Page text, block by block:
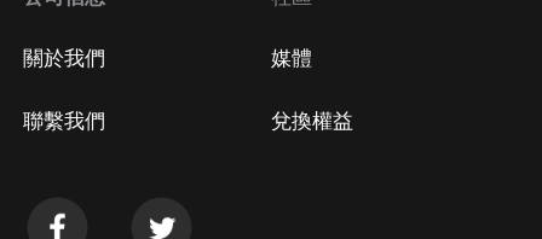
關於我們
聯繫我們
媒體
兌換權益